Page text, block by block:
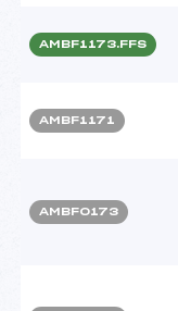
AMBF1173.FFS
AMBF1171
AMBF0173